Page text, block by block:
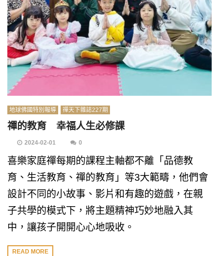
地球佛國特別報導 禪天下雜誌227期
禪的教育 幸福人生必修課
2024-02-01 0
喜樂家庭禪每期的課程主軸都不離「品德教
育、生活教育、禪的教育」等3大範疇，他們會
設計不同的小故事、影片和有趣的遊戲，在親
子共學的模式下，將主題精神巧妙地融入其
中，讓孩子開開心心地吸收。
READ MORE